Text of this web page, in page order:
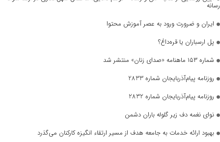
رسانه
ایران و ضرورت ورود به عصر آموزش محتوا
پل ارسباران یا قره‌داغ؟
شماره ۱۵۳ ماهنامه «صدای زنان» منتشر شد
روزنامه پیام‌آذربایجان شماره 2833
روزنامه پیام‌آذربایجان شماره 2832
نوای نغمه دف زیر گلوله باران دشمن
بهبود ارائه خدمات به جامعه هدف از مسیر ارتقاء انگیزه کارکنان می‌گذرد